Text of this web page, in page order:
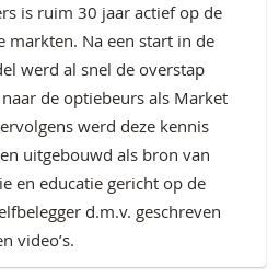
is ruim 30 jaar actief op de
markten. Na een start in de
werd al snel de overstap
de optiebeurs als Market
werd deze kennis
uitgebouwd als bron van
en educatie gericht op de
d.m.v. geschreven
video’s.